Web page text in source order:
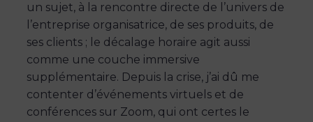
un sujet, à la rencontre directe de l’univers de
l’entreprise organisatrice, de ses produits, de
ses clients ; le décalage horaire agit aussi
comme une couche immersive
supplémentaire. Depuis la crise, j’ai dû me
contenter d’événements virtuels et de
conférences sur Zoom, qui ont certes le